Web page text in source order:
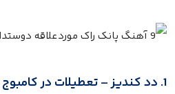
1. دد کندیز – تعطیلات در کامبوج